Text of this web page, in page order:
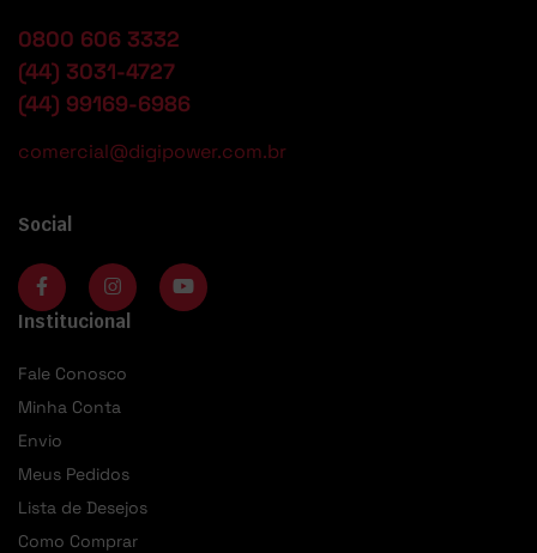
0800 606 3332
(44) 3031-4727
(44) 99169-6986
comercial@digipower.com.br
Social
Institucional
Fale Conosco
Minha Conta
Envio
Meus Pedidos
Lista de Desejos
Como Comprar